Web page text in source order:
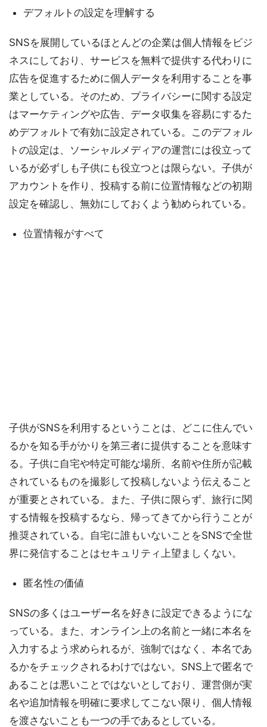
デフォルトの設定を理解する
SNSを展開しているほとんどの企業は個人情報をビジ
ネスにしており、サービスを無料で提供する代わりに
広告を促進するために個人データを利用することを事
業としている。そのため、プライバシーに関する設定
はマーケティングや広告、データ収集を容易にするた
めデフォルトで有効に設定されている。このデフォル
トの設定は、ソーシャルメディアの運営には役立って
いるが必ずしも子供にも役立つとは限らない。子供が
アカウントを作り、投稿する前に位置情報などの初期
設定を確認し、無効にしておくよう勧められている。
位置情報がすべて
子供がSNSを利用するということは、どこに住んでい
るかを知る手がかりを第三者に提供することを意味す
る。子供に自宅や特定可能な場所、名前や住所が記載
されているものを撮影して投稿しないよう伝えること
が重要とされている。また、子供に限らず、旅行に関
する情報を投稿するなら、帰ってきてから行うことが
推奨されている。自宅に誰もいないことをSNSで全世
界に発信することはセキュリティ上望ましくない。
匿名性の価値
SNSの多くはユーザー名を好きに設定できるようにな
っている。また、オンライン上の名前と一緒に本名を
入力するよう求められるが、強制ではなく、本名であ
るかをチェックされるわけではない。SNS上で匿名で
あることは悪いことではないとしており、運営側が実
名や追加情報を明確に要求してこない限り、個人情報
を渡さないことも一つの手であるとしている。